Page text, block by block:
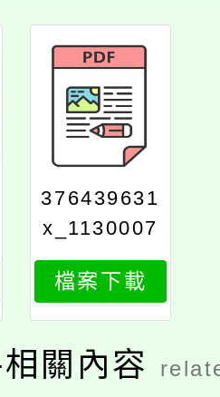
376439631
x_1130007
740_attach
1
檔案下載
關內容